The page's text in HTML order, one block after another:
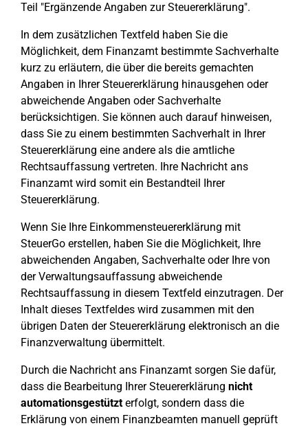
Teil "Ergänzende Angaben zur Steuererklärung".
In dem zusätzlichen Textfeld haben Sie die
Möglichkeit, dem Finanzamt bestimmte Sachverhalte
kurz zu erläutern, die über die bereits gemachten
Angaben in Ihrer Steuererklärung hinausgehen oder
abweichende Angaben oder Sachverhalte
berücksichtigen. Sie können auch darauf hinweisen,
dass Sie zu einem bestimmten Sachverhalt in Ihrer
Steuererklärung eine andere als die amtliche
Rechtsauffassung vertreten. Ihre Nachricht ans
Finanzamt wird somit ein Bestandteil Ihrer
Steuererklärung.
Wenn Sie Ihre Einkommensteuererklärung mit
SteuerGo erstellen, haben Sie die Möglichkeit, Ihre
abweichenden Angaben, Sachverhalte oder Ihre von
der Verwaltungsauffassung abweichende
Rechtsauffassung in diesem Textfeld einzutragen. Der
Inhalt dieses Textfeldes wird zusammen mit den
übrigen Daten der Steuererklärung elektronisch an die
Finanzverwaltung übermittelt.
Durch die Nachricht ans Finanzamt sorgen Sie dafür,
dass die Bearbeitung Ihrer Steuererklärung nicht
automationsgestützterfolgt, sondern dass die
Erklärung von einem Finanzbeamten manuell geprüft